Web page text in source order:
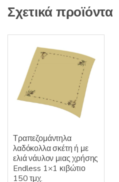
Σχετικά προϊόντα
Τραπεζομάντηλα
λαδόκολλα σκέτη ή με
ελιά νάυλον μιας χρήσης
Endless 1×1 κιβώτιο
150 τμχ.